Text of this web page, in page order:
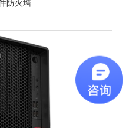
防火墙